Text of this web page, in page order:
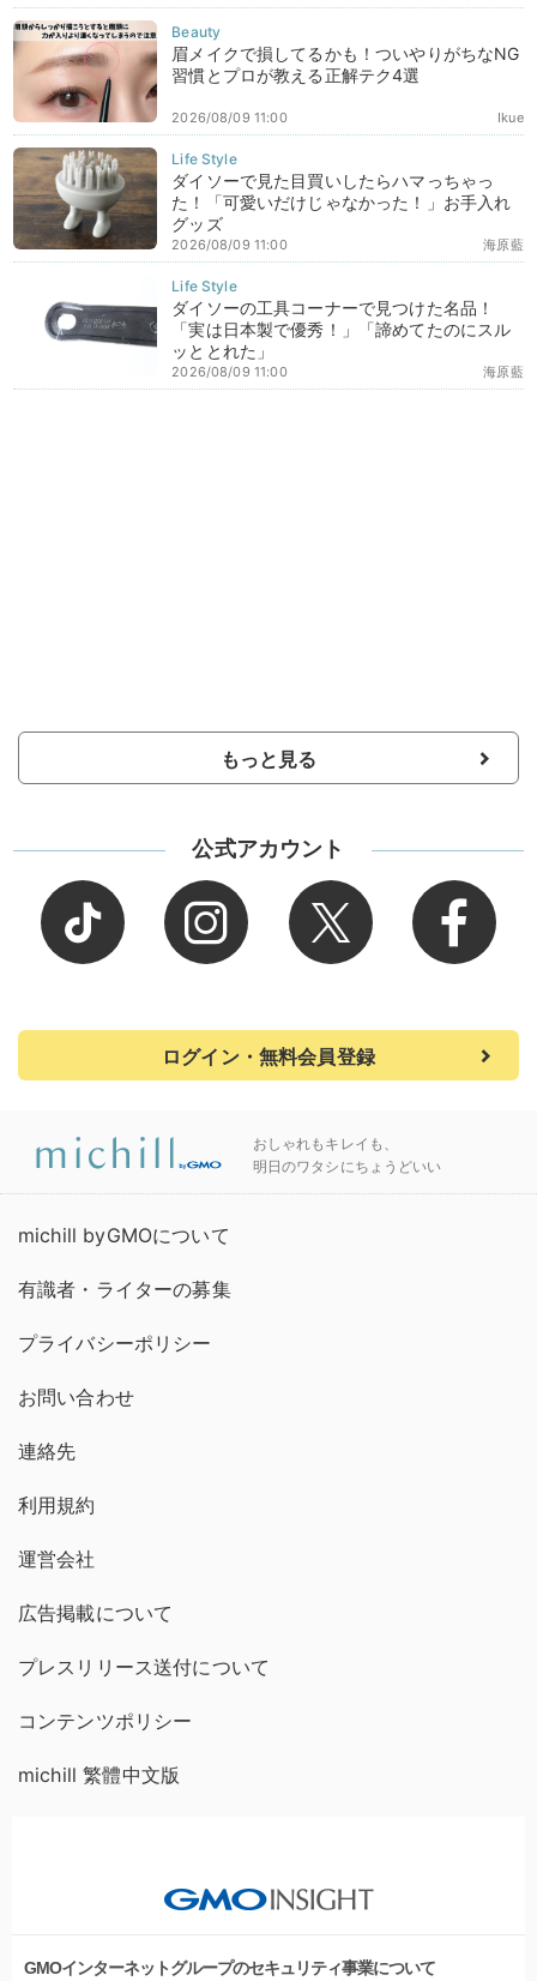
眉メイクで損してるかも！ついやりがちなNG
習慣とプロが教える正解テク4選
Ikue
2026/08/09 11:00
ダイソーで見た目買いしたらハマっちゃっ
た！「可愛いだけじゃなかった！」お手入れ
グッズ
海原藍
2026/08/09 11:00
ダイソーの工具コーナーで見つけた名品！
「実は日本製で優秀！」「諦めてたのにスル
ッととれた」
海原藍
2026/08/09 11:00
もっと見る
公式アカウント
ログイン・無料会員登録
おしゃれもキレイも、
明日のワタシにちょうどいい
michill byGMOについて
有識者・ライターの募集
プライバシーポリシー
お問い合わせ
連絡先
利用規約
運営会社
広告掲載について
プレスリリース送付について
コンテンツポリシー
michill 繁體中文版
GMOインターネットグループのセキュリティ事業について